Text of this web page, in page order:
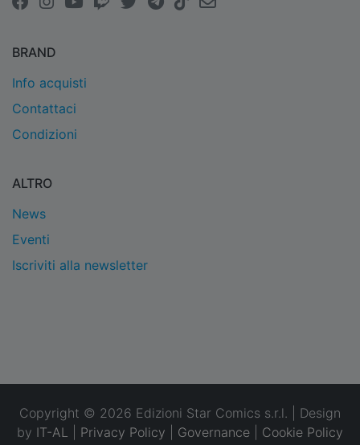
BRAND
Info acquisti
Contattaci
Condizioni
ALTRO
News
Eventi
Iscriviti alla newsletter
Copyright © 2026 Edizioni Star Comics s.r.l. | Design
by IT-AL Privacy Policy Governance Cookie Policy